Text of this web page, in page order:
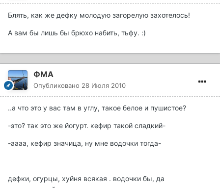
Блять, как же дефку молодую загорелую захотелось!
А вам бы лишь бы брюхо набить, тьфу. :)
ФМА
Опубликовано 28 Июля 2010
..а что это у вас там в углу, такое белое и пушистое?
-это? так это же йогурт. кефир такой сладкий-
-аааа, кефир значица, ну мне водочки тогда-
дефки, огурцы, хуйня всякая . водочки бы, да